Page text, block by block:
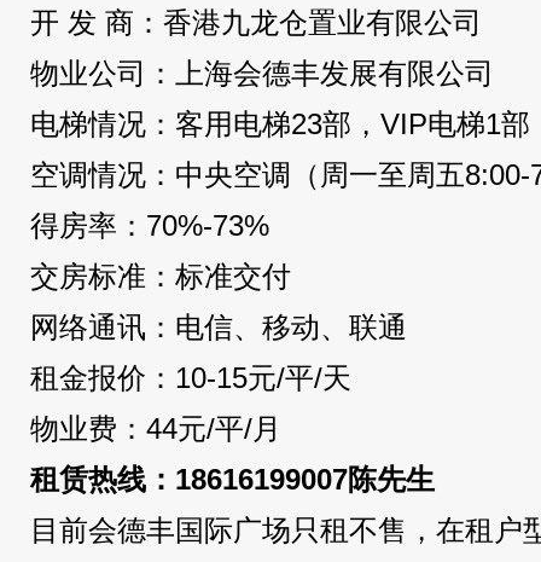
开 发 商：香港九龙仓置业有限公司
物业公司：上海会德丰发展有限公司
电梯情况：客用电梯23部，VIP电梯1部
空调情况：中央空调（周一至周五
得房率：70%-73%
交房标准：标准交付
网络通讯：电信、移动、联通
租金报价：10-15元/平/天
物业费：44元/平/月
租赁热线：18616199007陈先生
目前会德丰国际广场只租不售，在租户